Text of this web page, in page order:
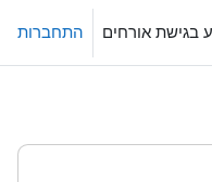
אורחים התחברות